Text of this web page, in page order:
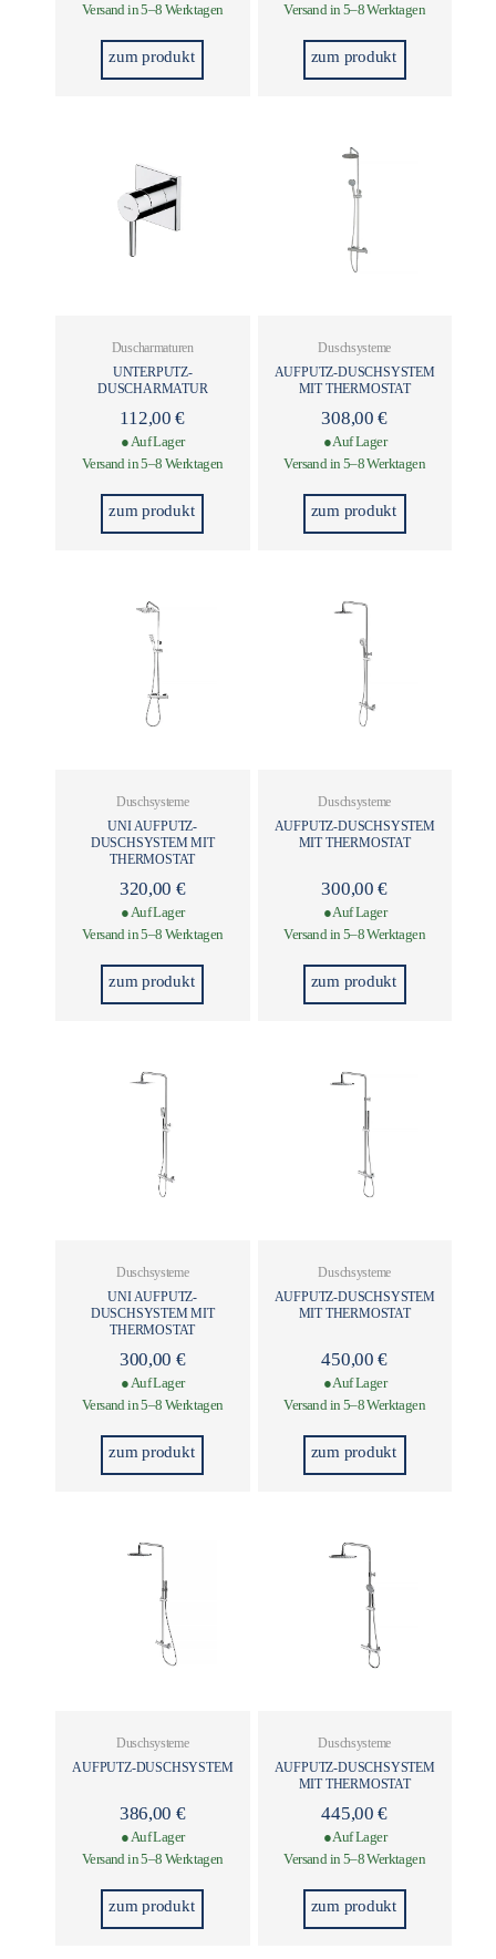
Versand in 5–8 Werktagen
zum produkt
Versand in 5–8 Werktagen
zum produkt
Duscharmaturen
UNTERPUTZ-
DUSCHARMATUR
112,00€
● Auf Lager
Versand in 5–8 Werktagen
zum produkt
Duschsysteme
AUFPUTZ-DUSCHSYSTEM
MIT THERMOSTAT
308,00€
● Auf Lager
Versand in 5–8 Werktagen
zum produkt
Duschsysteme
UNI AUFPUTZ-
DUSCHSYSTEM MIT
THERMOSTAT
320,00 €
● Auf Lager
Versand in 5–8 Werktagen
zum produkt
Duschsysteme
AUFPUTZ-DUSCHSYSTEM
MIT THERMOSTAT
300,00€
● Auf Lager
Versand in 5–8 Werktagen
zum produkt
Duschsysteme
UNI AUFPUTZ-
DUSCHSYSTEM MIT
THERMOSTAT
300,00 €
● Auf Lager
Versand in 5–8 Werktagen
zum produkt
Duschsysteme
AUFPUTZ-DUSCHSYSTEM
MIT THERMOSTAT
450,00€
● Auf Lager
Versand in 5–8 Werktagen
zum produkt
Duschsysteme
AUFPUTZ-DUSCHSYSTEM
386,00 €
● Auf Lager
Versand in 5–8 Werktagen
zum produkt
Duschsysteme
AUFPUTZ-DUSCHSYSTEM
MIT THERMOSTAT
445,00€
● Auf Lager
Versand in 5–8 Werktagen
zum produkt